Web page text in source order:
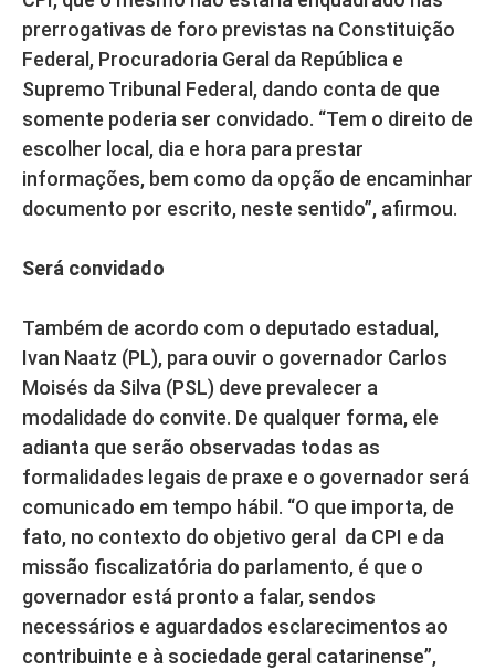
prerrogativas de foro previstas na Constituição
Federal, Procuradoria Geral da República e
Supremo Tribunal Federal, dando conta de que
somente poderia ser convidado. “Tem o direito de
escolher local, dia e hora para prestar
informações, bem como da opção de encaminhar
documento por escrito, neste sentido”, afirmou.
Será convidado
Também de acordo com o deputado estadual,
Ivan Naatz (PL), para ouvir o governador Carlos
Moisés da Silva (PSL) deve prevalecer a
modalidade do convite. De qualquer forma, ele
adianta que serão observadas todas as
formalidades legais de praxe e o governador será
comunicado em tempo hábil. “O que importa, de
fato, no contexto do objetivo geral da CPI e da
missão fiscalizatória do parlamento, é que o
governador está pronto a falar, sendos
necessários e aguardados esclarecimentos ao
contribuinte e à sociedade geral catarinense”,